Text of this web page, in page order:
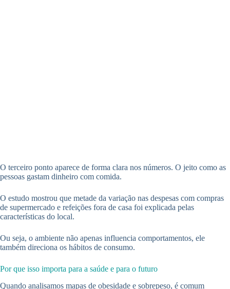
O terceiro ponto aparece de forma clara nos números. O jeito como as
pessoas gastam dinheiro com comida.
O estudo mostrou que metade da variação nas despesas com compras
de supermercado e refeições fora de casa foi explicada pelas
características do local.
Ou seja, o ambiente não apenas influencia comportamentos, ele
também direciona os hábitos de consumo.
Por que isso importa para a saúde e para o futuro
Quando analisamos mapas de obesidade e sobrepeso, é comum